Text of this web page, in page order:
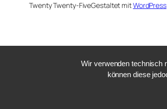
Twenty Twenty-FiveGestaltet mitWordPress
Wir verwenden technisch
können diese